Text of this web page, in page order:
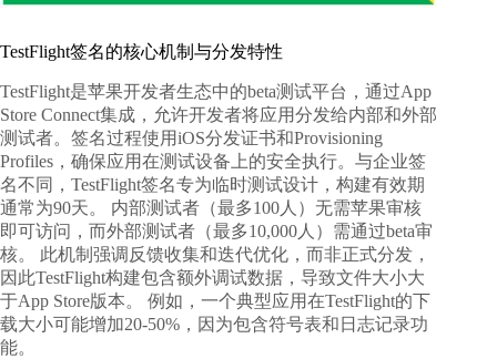
TestFlight签名的核心机制与分发特性
TestFlight是苹果开发者生态中的beta测试平台，通过App
Store Connect集成，允许开发者将应用分发给内部和外部
测试者。签名过程使用iOS分发证书和Provisioning
Profiles，确保应用在测试设备上的安全执行。与企业签
名不同，TestFlight签名专为临时测试设计，构建有效期
通常为90天。 内部测试者（最多100人）无需苹果审核
即可访问，而外部测试者（最多10,000人）需通过beta审
核。 此机制强调反馈收集和迭代优化，而非正式分发，
因此TestFlight构建包含额外调试数据，导致文件大小大
于App Store版本。 例如，一个典型应用在TestFlight的下
载大小可能增加20-50%，因为包含符号表和日志记录功
能。